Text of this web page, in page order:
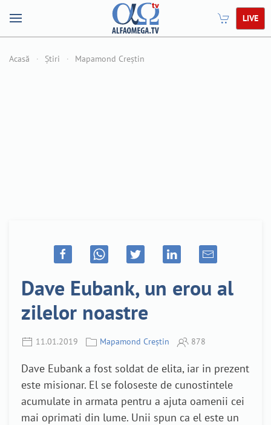
LIVE
Acasă Știri Mapamond Creștin
Dave Eubank, un erou al
zilelor noastre
11.01.2019 Mapamond Creștin 878
Dave Eubank a fost soldat de elita, iar in prezent
este misionar. El se foloseste de cunostintele
acumulate in armata pentru a ajuta oamenii cei
mai oprimati din lume. Unii spun ca el este un